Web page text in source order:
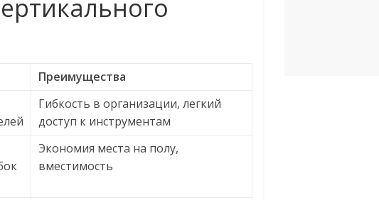
Преимущества
Гибкость в организации, легкий
доступ к инструментам
Экономия места на полу,
вместимость